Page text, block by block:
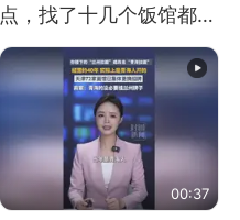
点，找了十几个饭馆都没
开门：午休到几点
00:37